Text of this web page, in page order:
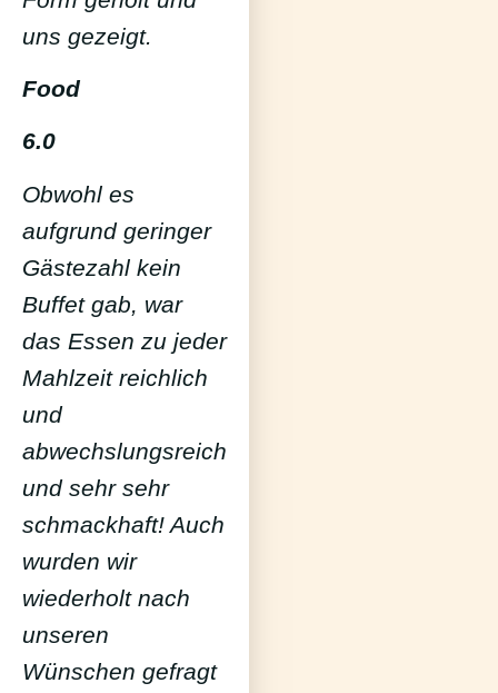
uns gezeigt.
Food
6.0
Obwohl es
aufgrund geringer
Gästezahl kein
Buffet gab, war
das Essen zu jeder
Mahlzeit reichlich
und
abwechslungsreich
und sehr sehr
schmackhaft! Auch
wurden wir
wiederholt nach
unseren
Wünschen gefragt